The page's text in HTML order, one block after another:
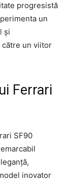
progresistă
un
și
către un viitor
Ferrari
SF90
inovator